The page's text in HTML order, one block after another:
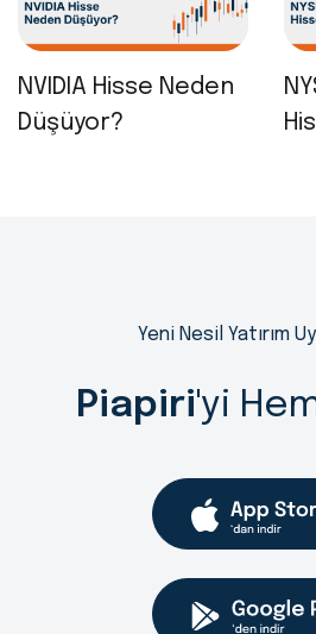
NVIDIA Hisse Neden
Düşüyor?
Yeni Nesil Yatırım
Piapiri'yi